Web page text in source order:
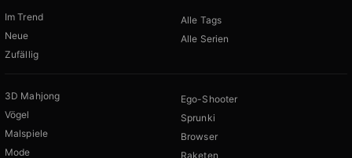
Im Trend
Neue
Zufällig
Alle Tags
Alle Serien
3D Mahjong
Vögel
Malspiele
Mode
Ego-Shooter
Sprunki
Browser
Raketen